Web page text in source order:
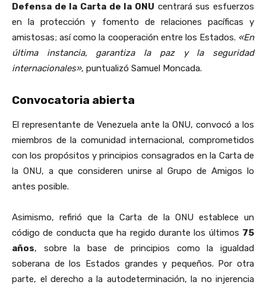
Defensa de la Carta de la ONU centrará sus esfuerzos
en la protección y fomento de relaciones pacíficas y
amistosas; así como la cooperación entre los Estados. «En
última instancia, garantiza la paz y la seguridad
internacionales», puntualizó Samuel Moncada.
Convocatoria abierta
El representante de Venezuela ante la ONU, convocó a los
miembros de la comunidad internacional, comprometidos
con los propósitos y principios consagrados en la Carta de
la ONU, a que consideren unirse al Grupo de Amigos lo
antes posible.
Asimismo, refirió que la Carta de la ONU establece un
código de conducta que ha regido durante los últimos 75
años, sobre la base de principios como la igualdad
soberana de los Estados grandes y pequeños. Por otra
parte, el derecho a la autodeterminación, la no injerencia